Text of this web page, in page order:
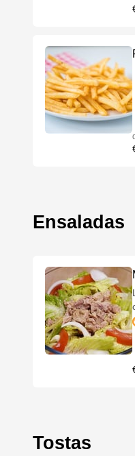
Ensaladas
Tostas